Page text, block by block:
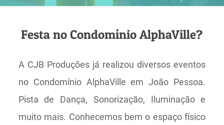
Festa no Condomínio AlphaVille?
A CJB Produções já realizou diversos eventos
no Condomínio AlphaVille em João Pessoa.
Pista de Dança, Sonorização, Iluminação e
muito mais. Conhecemos bem o espaço físico